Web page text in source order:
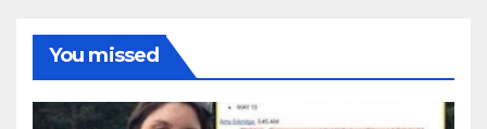
You missed